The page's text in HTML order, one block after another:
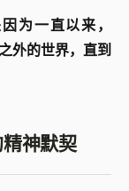
为一直以来，
外的世界，直到
神默契